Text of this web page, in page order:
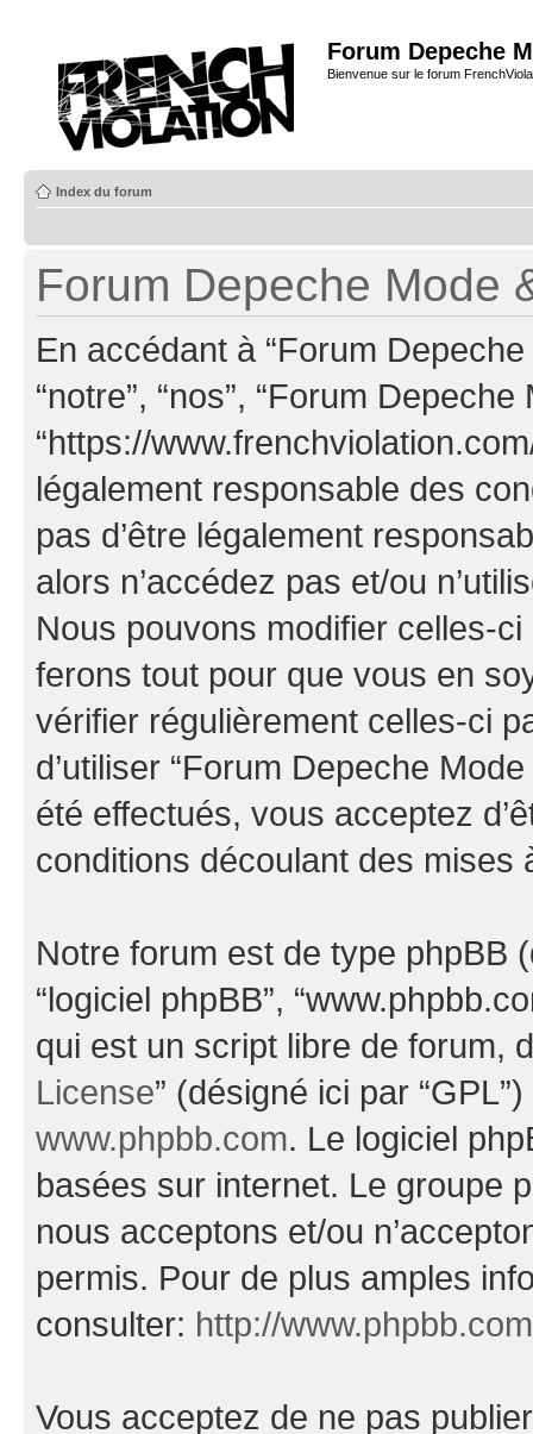
Forum Depeche
Bienvenue sur le forum
Index du forum
Forum Depeche Mode
En accédant à “Forum
“notre”, “nos”, “Forum Depeche
“https://
légalement responsable des
pas d’être légalement
alors n’accédez pas et/ou
Nous pouvons modifier celles-
ferons tout pour que vous en
vérifier régulièrement celles-ci
d’utiliser “Forum Depeche
été effectués, vous acceptez
conditions découlant des mises
Notre forum est de type phpBB
“logiciel phpBB”,
qui est un script libre de forum,
License” (désigné ici par
www.phpbb.com. Le logiciel
basées sur internet. Le groupe
nous acceptons et/ou
permis. Pour de plus amples
consulter: http://
Vous acceptez de ne pas